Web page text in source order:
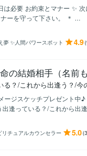
必要 お約束とマナー ✨
ーを守って下さい。 ＊ ...
夢 ✨️人間パワースポット 4.9
の結婚相手（名前
る？/これから出逢う？/今
ージスケッチプレゼント中
出逢っている？/これから出
チュアルカウンセラー 5.0